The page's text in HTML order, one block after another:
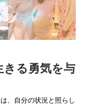
きる勇気を与
、自分の状況と照らし